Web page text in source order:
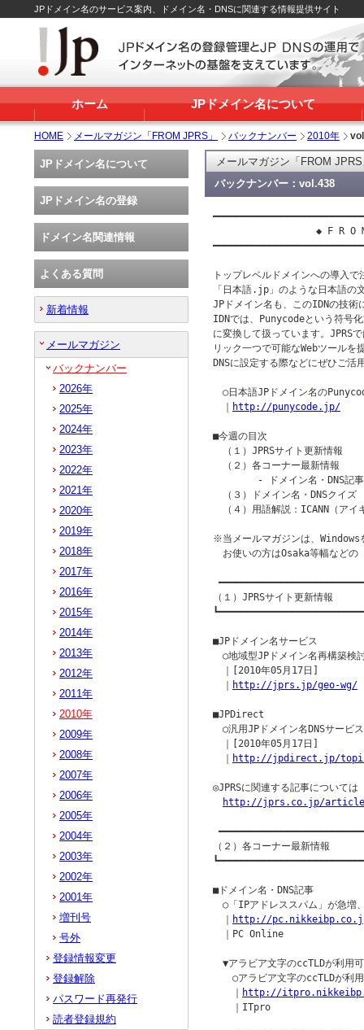
JPドメイン名のサービス案内、ドメイン名・DNSに関連する情報提供サイト
ホーム JPドメイン名について
HOME メールマガジン「FROM JPRS」 バックナンバー 2010年
メールマガジン「FROM
バックナンバー：vol.438
◆ F R O M　J P
トップレベルドメインへの導入
「日本語.jp」のような日本語の
JPドメイン名も、このIDNの技術
IDNでは、Punycodeという符号
に変換して扱っています。JPRS
リック一つで可能なWebツール
DNSに設定する際などにぜひご活
○日本語JPドメイン名の
http://punycode.jp/
■今週の目次
（１）JPRSサイト更新情報
（２）各コーナー最新情報
- ドメイン名・DNS記事
（３）ドメイン名・DNSクイズ
（４）用語解説：ICANN（アイ
※当メールマガジンは、
お使いの方はOsaka等幅などの
（１）JPRSサイト更新情報
■JPドメイン名サービス
○地域型JPドメイン名再構築検
｜[2010年05月17日]
http://jprs.jp/geo-wg/
■JPDirect
○汎用JPドメイン名DNSサービ
｜[2010年05月17日]
http://jpdirect.jp/
◎JPRSに関連する記事について
http://jprs.co.jp/
（２）各コーナー最新情報
■ドメイン名・DNS記事
○「IPアドレススパム」が急増
http://
｜PC Online
▼アラビア文字のccTLDが利用
○アラビア文字のccTLDが利用
http://
｜ITpro
JPドメイン名について
JPドメイン名の登録
ドメイン名関連情報
よくある質問
新着情報
メールマガジン
バックナンバー
2026年
2025年
2024年
2023年
2022年
2021年
2020年
2019年
2018年
2017年
2016年
2015年
2014年
2013年
2012年
2011年
2010年
2009年
2008年
2007年
2006年
2005年
2004年
2003年
2002年
2001年
増刊号
号外
登録情報変更
登録解除
パスワード再発行
読者登録規約